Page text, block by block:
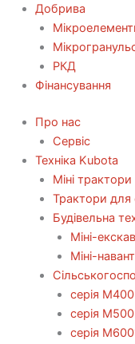
Добрива
РКД
Фінансування
Про нас
Сервіс
Технiка Kubota
Міні трактори
Трактори для
Будівельна
Міні-
Міні-
серія
серія
серія